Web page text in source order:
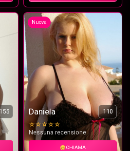
155
Nuova
Daniela
110
☆☆☆☆☆
Nessuna recensione
CHIAMA